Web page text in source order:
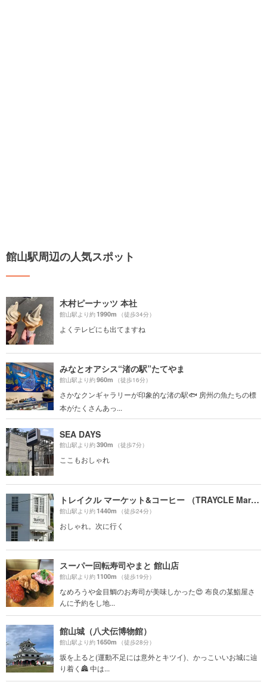
館山駅周辺の人気スポット
木村ピーナッツ 本社
館山駅より約1990m （徒歩34分）
よくテレビにも出てますね
みなとオアシス“渚の駅”たてやま
館山駅より約960m （徒歩16分）
さかなクンギャラリーが印象的な渚の駅🐟 房州の魚たちの標
本がたくさんあっ...
SEA DAYS
館山駅より約390m （徒歩7分）
ここもおしゃれ
トレイクル マーケット&コーヒー （TRAYCLE Market & Coffee）
館山駅より約1440m （徒歩24分）
おしゃれ。次に行く
スーパー回転寿司やまと 館山店
館山駅より約1100m （徒歩19分）
なめろうや金目鯛のお寿司が美味しかった😍 布良の某鮨屋さ
んに予約をし地...
館山城（八犬伝博物館）
館山駅より約1650m （徒歩28分）
坂を上ると(運動不足には意外とキツイ)、かっこいいお城に辿
り着く🏯 中は...